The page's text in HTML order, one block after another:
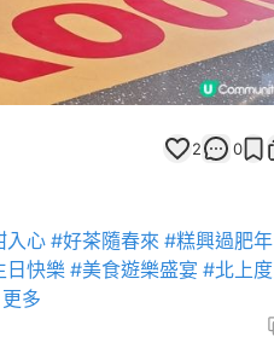
2 0
入心#好茶隨春來 #糕興過肥年
日快樂 #美食遊樂盛宴 #北上度
更多